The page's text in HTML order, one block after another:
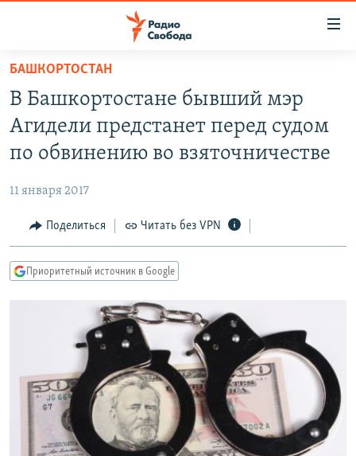
упрощенного
доступа
Вернуться
основному
Вернутся
Вернутся
АВТОРСКИЕ ПРОЕКТЫ
МНЕНИЯ
КУЛЬТУРА
КАВКАЗ.РЕАЛИИ
СЕВЕР.РЕАЛИИ
СИБИРЬ.РЕАЛИИ
РАСПИСАНИЕ ВЕЩАНИЯ
ПОДПИШИТЕСЬ НА РАССЫЛКУ
СОЦИАЛЬНЫЕ СЕТИ
БАШКОРТОСТАН
В Башкортостане бывший мэр
Агидели предстанет перед судом
по обвинению во взяточничестве
11 января 2017
Поделиться Читать без VPN
Приоритетный источник в Google